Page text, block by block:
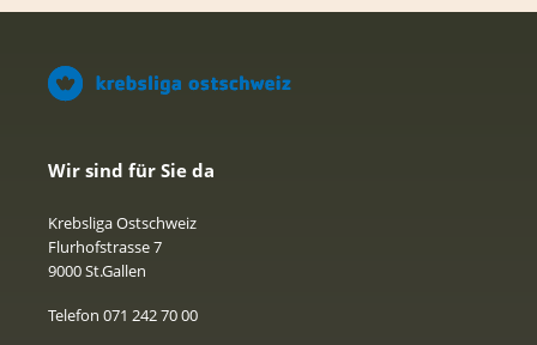
Wir sind für Sie da
Krebsliga Ostschweiz
Flurhofstrasse 7
9000 St.Gallen
Telefon 071 242 70 00